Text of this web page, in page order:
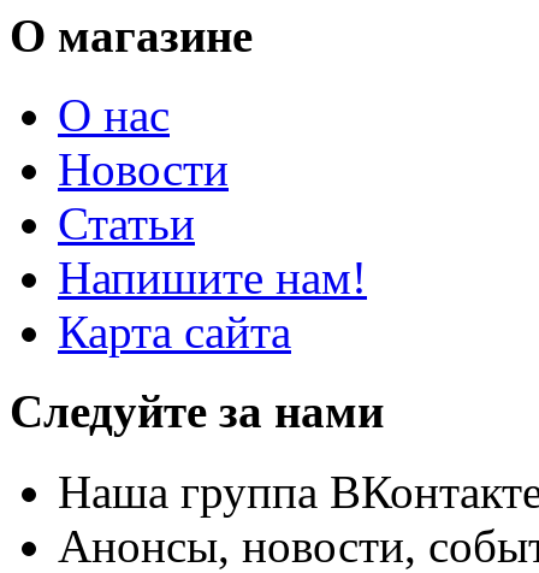
О магазине
О нас
Новости
Статьи
Напишите нам!
Карта сайта
Следуйте за нами
Наша группа
Анонсы, новости,